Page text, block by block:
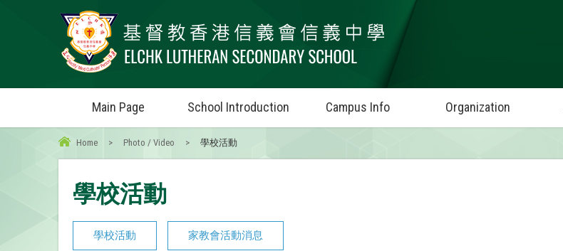
Main Page School Introduction Campus Info Organization
Home > Photo / Video > 學校活動
學校活動
學校活動 家教會活動消息